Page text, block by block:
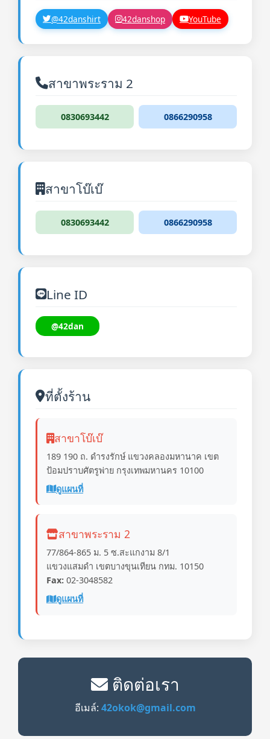
@42danshirt 42danshop YouTube
สาขาพระราม 2
0830693442 0866290958
สาขาโบ๊เบ๊
0830693442 0866290958
Line ID
@42dan
ที่ตั้งร้าน
สาขาโบ๊เบ๊
189 190 ถ. ดำรงรักษ์ แขวงคลองมหานาค เขต
ป้อมปราบศัตรูพ่าย กรุงเทพมหานคร 10100
ดูแผนที่
สาขาพระราม 2
77/864-865 ม. 5 ซ.สะแกงาม 8/1
แขวงแสมดำ เขตบางขุนเทียน กทม. 10150
Fax: 02-3048582
ดูแผนที่
ติดต่อเรา
อีเมล์: 42okok@gmail.com